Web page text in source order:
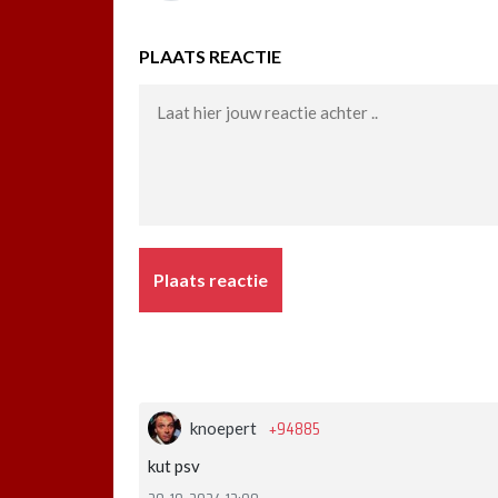
PLAATS REACTIE
Plaats reactie
knoepert +94885
kut psv